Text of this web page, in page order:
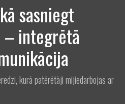
sasniegt
integrētā
kurā patērētāji mijiedarbojas ar